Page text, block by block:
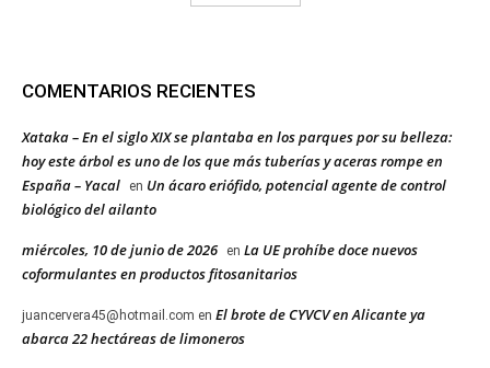
COMENTARIOS RECIENTES
Xataka – En el siglo XIX se plantaba en los parques por su belleza:
hoy este árbol es uno de los que más tuberías y aceras rompe en
España – Yacal
en Un ácaro eriófido, potencial agente de control
biológico del ailanto
miércoles, 10 de junio de 2026 en La UE prohíbe doce nuevos
coformulantes en productos fitosanitarios
juancervera45@hotmail.com en El brote de CYVCV en Alicante ya
abarca 22 hectáreas de limoneros